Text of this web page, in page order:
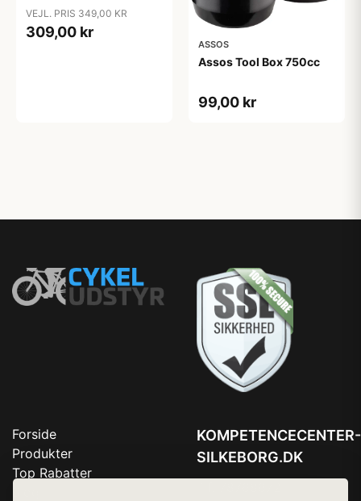
VEJL. PRIS 349,00 KR
309,00 kr
ASSOS
Assos Tool Box 750cc
99,00 kr
Forside
Produkter
Top Rabatter
KOMPETENCECENTER-
SILKEBORG.DK